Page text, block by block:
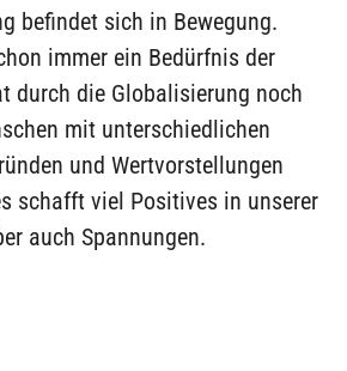
befindet sich in Bewegung.
immer ein Bedürfnis der
durch die Globalisierung noch
mit unterschiedlichen
und Wertvorstellungen
schafft viel Positives in unserer
auch Spannungen.